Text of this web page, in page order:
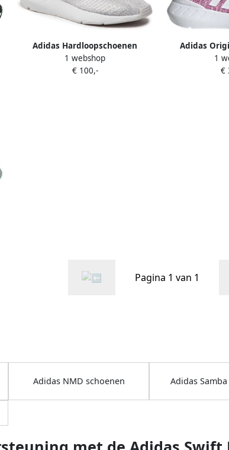
Adidas Hardloopschoenen
Baskets Swift Run 22 textile
1 webshop
€ 100,-
Adidas
sneakers 1
€
Pagina 1 van 1
Adidas NMD schoenen Adidas